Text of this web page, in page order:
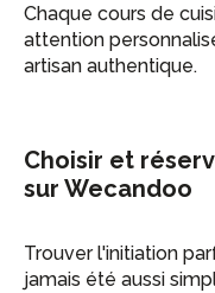
Chaque cours de
attention
artisan authentique.
Choisir et
sur Wecandoo
Trouver l'initiation
jamais été aussi